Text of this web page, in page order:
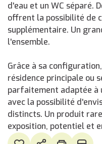
d'eau et un WC séparé.
offrent la possibilité de
supplémentaire. Un
l'ensemble.
Grâce à sa
résidence principale ou
parfaitement adaptée à
avec la possibilité
distincts. Un produit
exposition, potentiel et